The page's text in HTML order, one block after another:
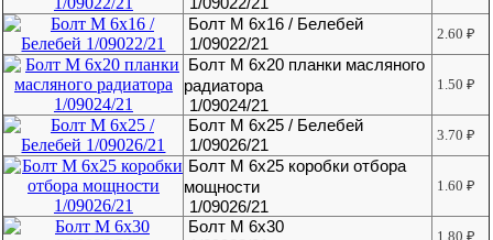
Болт М 6х16 / Белебей
1/09022/21
2.60₽
Болт М 6х20 планки масляного
радиатора
1/09024/21
1.50₽
Болт М 6х25 / Белебей
1/09026/21
3.70₽
Болт М 6х25 коробки отбора
мощности
1/09026/21
1.60₽
Болт М 6х30
1.80₽